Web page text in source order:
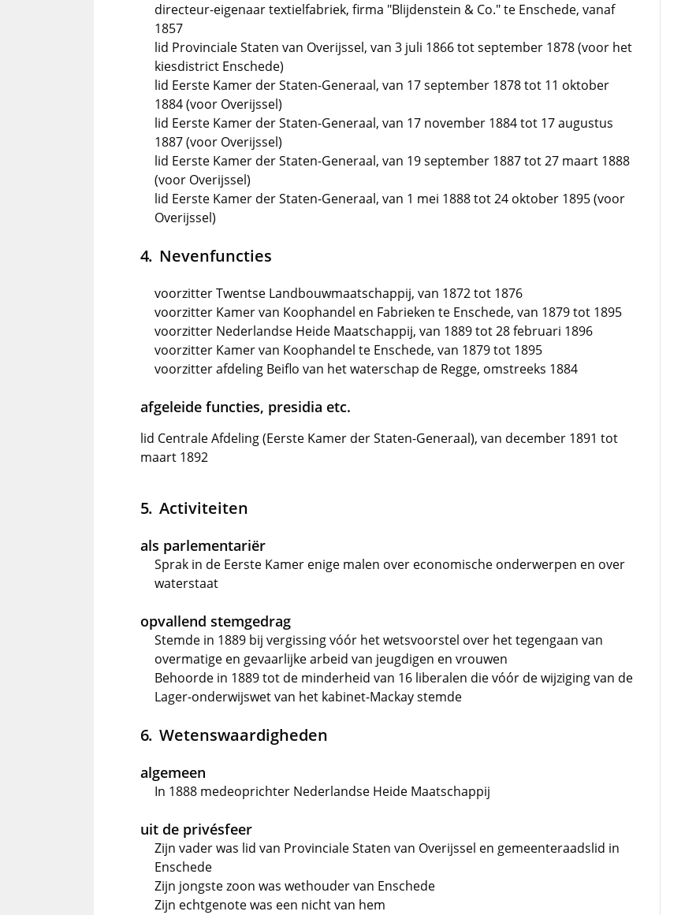
directeur-eigenaar textielfabriek, firma "Blijdenstein & Co." te Enschede, vanaf
1857
lid Provinciale Staten van Overijssel, van 3 juli 1866 tot september 1878 (voor het
kiesdistrict Enschede)
lid Eerste Kamer der Staten-Generaal, van 17 september 1878 tot 11 oktober
1884 (voor Overijssel)
lid Eerste Kamer der Staten-Generaal, van 17 november 1884 tot 17 augustus
1887 (voor Overijssel)
lid Eerste Kamer der Staten-Generaal, van 19 september 1887 tot 27 maart 1888
(voor Overijssel)
lid Eerste Kamer der Staten-Generaal, van 1 mei 1888 tot 24 oktober 1895 (voor
Overijssel)
Nevenfuncties
voorzitter Twentse Landbouwmaatschappij, van 1872 tot 1876
voorzitter Kamer van Koophandel en Fabrieken te Enschede, van 1879 tot 1895
voorzitter Nederlandse Heide Maatschappij, van 1889 tot 28 februari 1896
voorzitter Kamer van Koophandel te Enschede, van 1879 tot 1895
voorzitter afdeling Beiflo van het waterschap de Regge, omstreeks 1884
afgeleide functies, presidia etc.
lid Centrale Afdeling (Eerste Kamer der Staten-Generaal), van december 1891 tot
maart 1892
Activiteiten
als parlementariër
Sprak in de Eerste Kamer enige malen over economische onderwerpen en over
waterstaat
opvallend stemgedrag
Stemde in 1889 bij vergissing vóór het wetsvoorstel over het tegengaan van
overmatige en gevaarlijke arbeid van jeugdigen en vrouwen
Behoorde in 1889 tot de minderheid van 16 liberalen die vóór de wijziging van de
Lager-onderwijswet van het kabinet-Mackay stemde
Wetenswaardigheden
algemeen
In 1888 medeoprichter Nederlandse Heide Maatschappij
uit de privésfeer
Zijn vader was lid van Provinciale Staten van Overijssel en gemeenteraadslid in
Enschede
Zijn jongste zoon was wethouder van Enschede
Zijn echtgenote was een nicht van hem